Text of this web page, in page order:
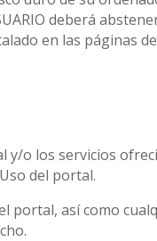
deberá
en las páginas de
y/o los servicios
del portal.
portal, así como